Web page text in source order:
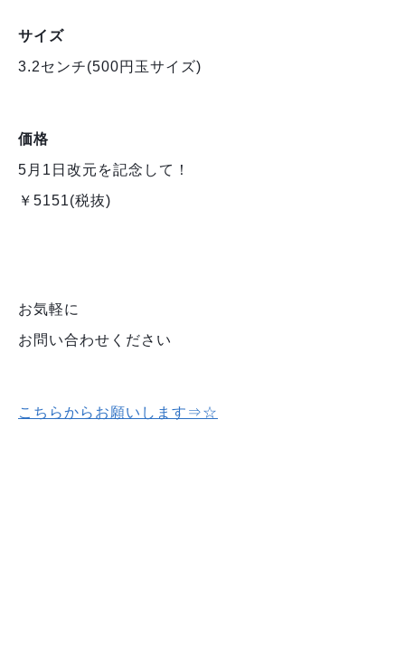
サイズ
3.2センチ(500円玉サイズ)
価格
5月1日改元を記念して！
￥5151(税抜)
お気軽に
お問い合わせください
こちらからお願いします⇒☆